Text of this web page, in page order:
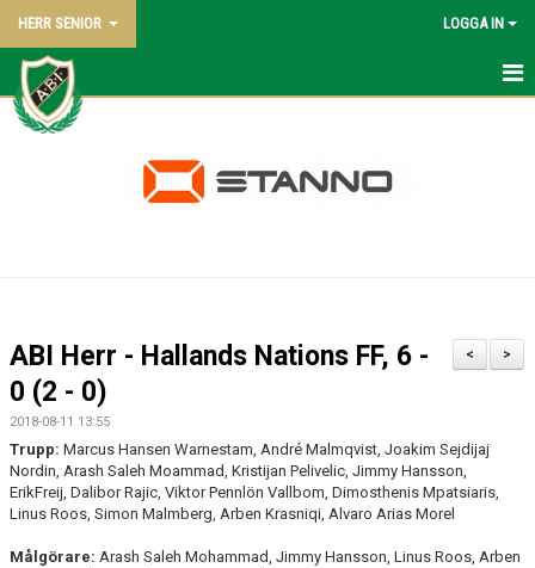
HERR SENIOR LOGGA IN
HEM
DOKUMENT
KONTAKT
MATCHER
>
<
ABI Herr - Hallands Nations FF, 6 -
0 (2 - 0)
2018-08-11 13:55
Trupp: Marcus Hansen Warnestam, André Malmqvist, Joakim Sejdijaj
Nordin, Arash Saleh Moammad, Kristijan Pelivelic, Jimmy Hansson,
ErikFreij, Dalibor Rajic, Viktor Pennlön Vallbom, Dimosthenis Mpatsiaris,
Linus Roos, Simon Malmberg, Arben Krasniqi, Alvaro Arias Morel
Målgörare: Arash Saleh Mohammad, Jimmy Hansson, Linus Roos, Arben